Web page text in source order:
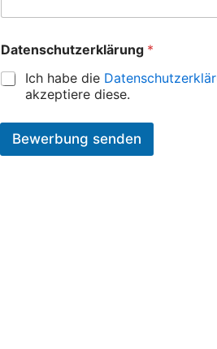
Datenschutzerklärung *
Ich habe die
akzeptiere diese.
Bewerbung senden